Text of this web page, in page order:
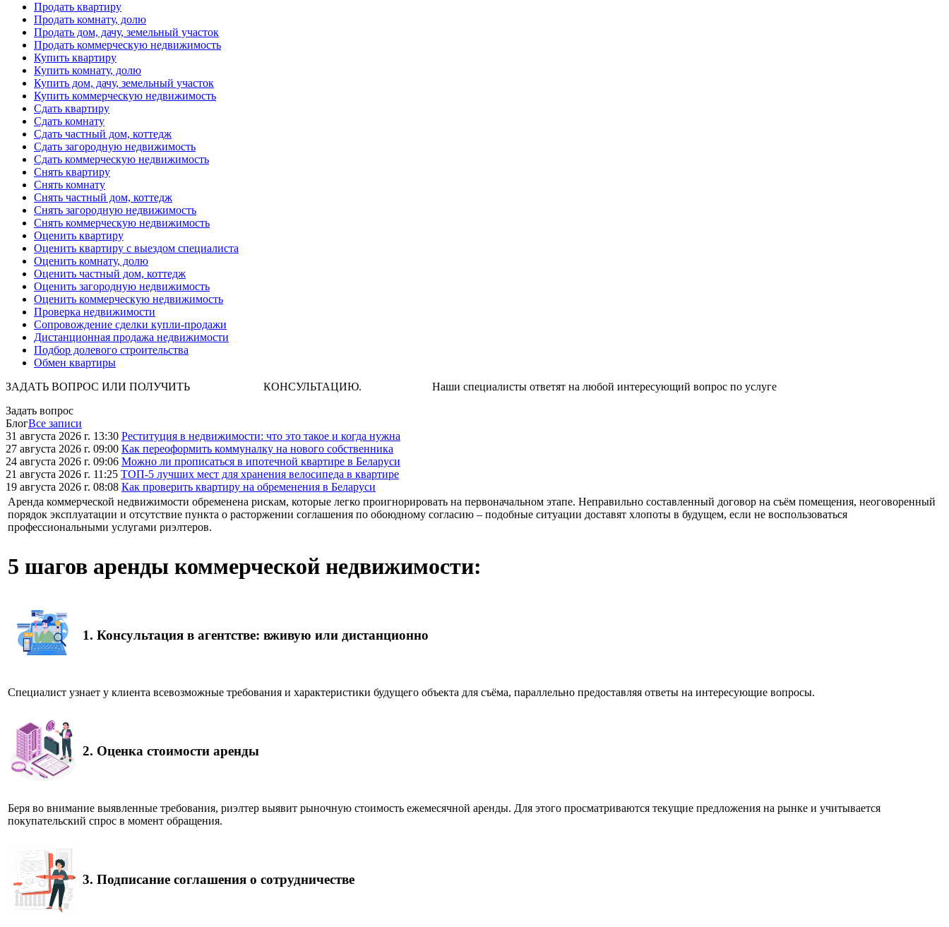
Продать квартиру
Продать комнату, долю
Продать дом, дачу, земельный участок
Продать коммерческую недвижимость
Купить квартиру
Купить комнату, долю
Купить дом, дачу, земельный участок
Купить коммерческую недвижимость
Сдать квартиру
Сдать комнату
Сдать частный дом, коттедж
Сдать загородную недвижимость
Сдать коммерческую недвижимость
Снять квартиру
Снять комнату
Снять частный дом, коттедж
Снять загородную недвижимость
Снять коммерческую недвижимость
Оценить квартиру
Оценить квартиру с выездом специалиста
Оценить комнату, долю
Оценить частный дом, коттедж
Оценить загородную недвижимость
Оценить коммерческую недвижимость
Проверка недвижимости
Сопровождение сделки купли-продажи
Дистанционная продажа недвижимости
Подбор долевого строительства
Обмен квартиры
ЗАДАТЬ ВОПРОС ИЛИ ПОЛУЧИТЬ КОНСУЛЬТАЦИЮ. Наши специалисты ответят на любой интересующий вопрос по услуге
Задать вопрос
БлогВсе записи
31 августа 2026 г. 13:30 Реституция в недвижимости: что это такое и когда нужна
27 августа 2026 г. 09:00 Как переоформить коммуналку на нового собственника
24 августа 2026 г. 09:06 Можно ли прописаться в ипотечной квартире в Беларуси
21 августа 2026 г. 11:25 ТОП-5 лучших мест для хранения велосипеда в квартире
19 августа 2026 г. 08:08 Как проверить квартиру на обременения в Беларуси
Аренда коммерческой недвижимости обременена рискам, которые легко проигнорировать на первоначальном этапе. Неправильно составленный договор на съём помещения, неоговоренный
порядок эксплуатации и отсутствие пункта о расторжении соглашения по обоюдному согласию – подобные ситуации доставят хлопоты в будущем, если не воспользоваться
профессиональными услугами риэлтеров.
5 шагов аренды коммерческой недвижимости:
1. Консультация в агентстве: вживую или дистанционно
Специалист узнает у клиента всевозможные требования и характеристики будущего объекта для съёма, параллельно предоставляя ответы на интересующие вопросы.
2. Оценка стоимости аренды
Беря во внимание выявленные требования, риэлтер выявит рыночную стоимость ежемесячной аренды. Для этого просматриваются текущие предложения на рынке и учитывается
покупательский спрос в момент обращения.
3. Подписание соглашения о сотрудничестве